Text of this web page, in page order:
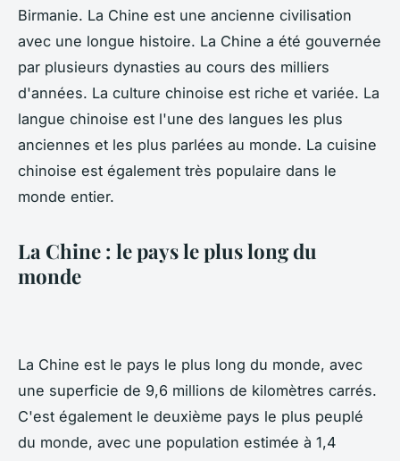
Birmanie. La Chine est une ancienne civilisation
avec une longue histoire. La Chine a été gouvernée
par plusieurs dynasties au cours des milliers
d'années. La culture chinoise est riche et variée. La
langue chinoise est l'une des langues les plus
anciennes et les plus parlées au monde. La cuisine
chinoise est également très populaire dans le
monde entier.
La Chine : le pays le plus long du
monde
La Chine est le pays le plus long du monde, avec
une superficie de 9,6 millions de kilomètres carrés.
C'est également le deuxième pays le plus peuplé
du monde, avec une population estimée à 1,4